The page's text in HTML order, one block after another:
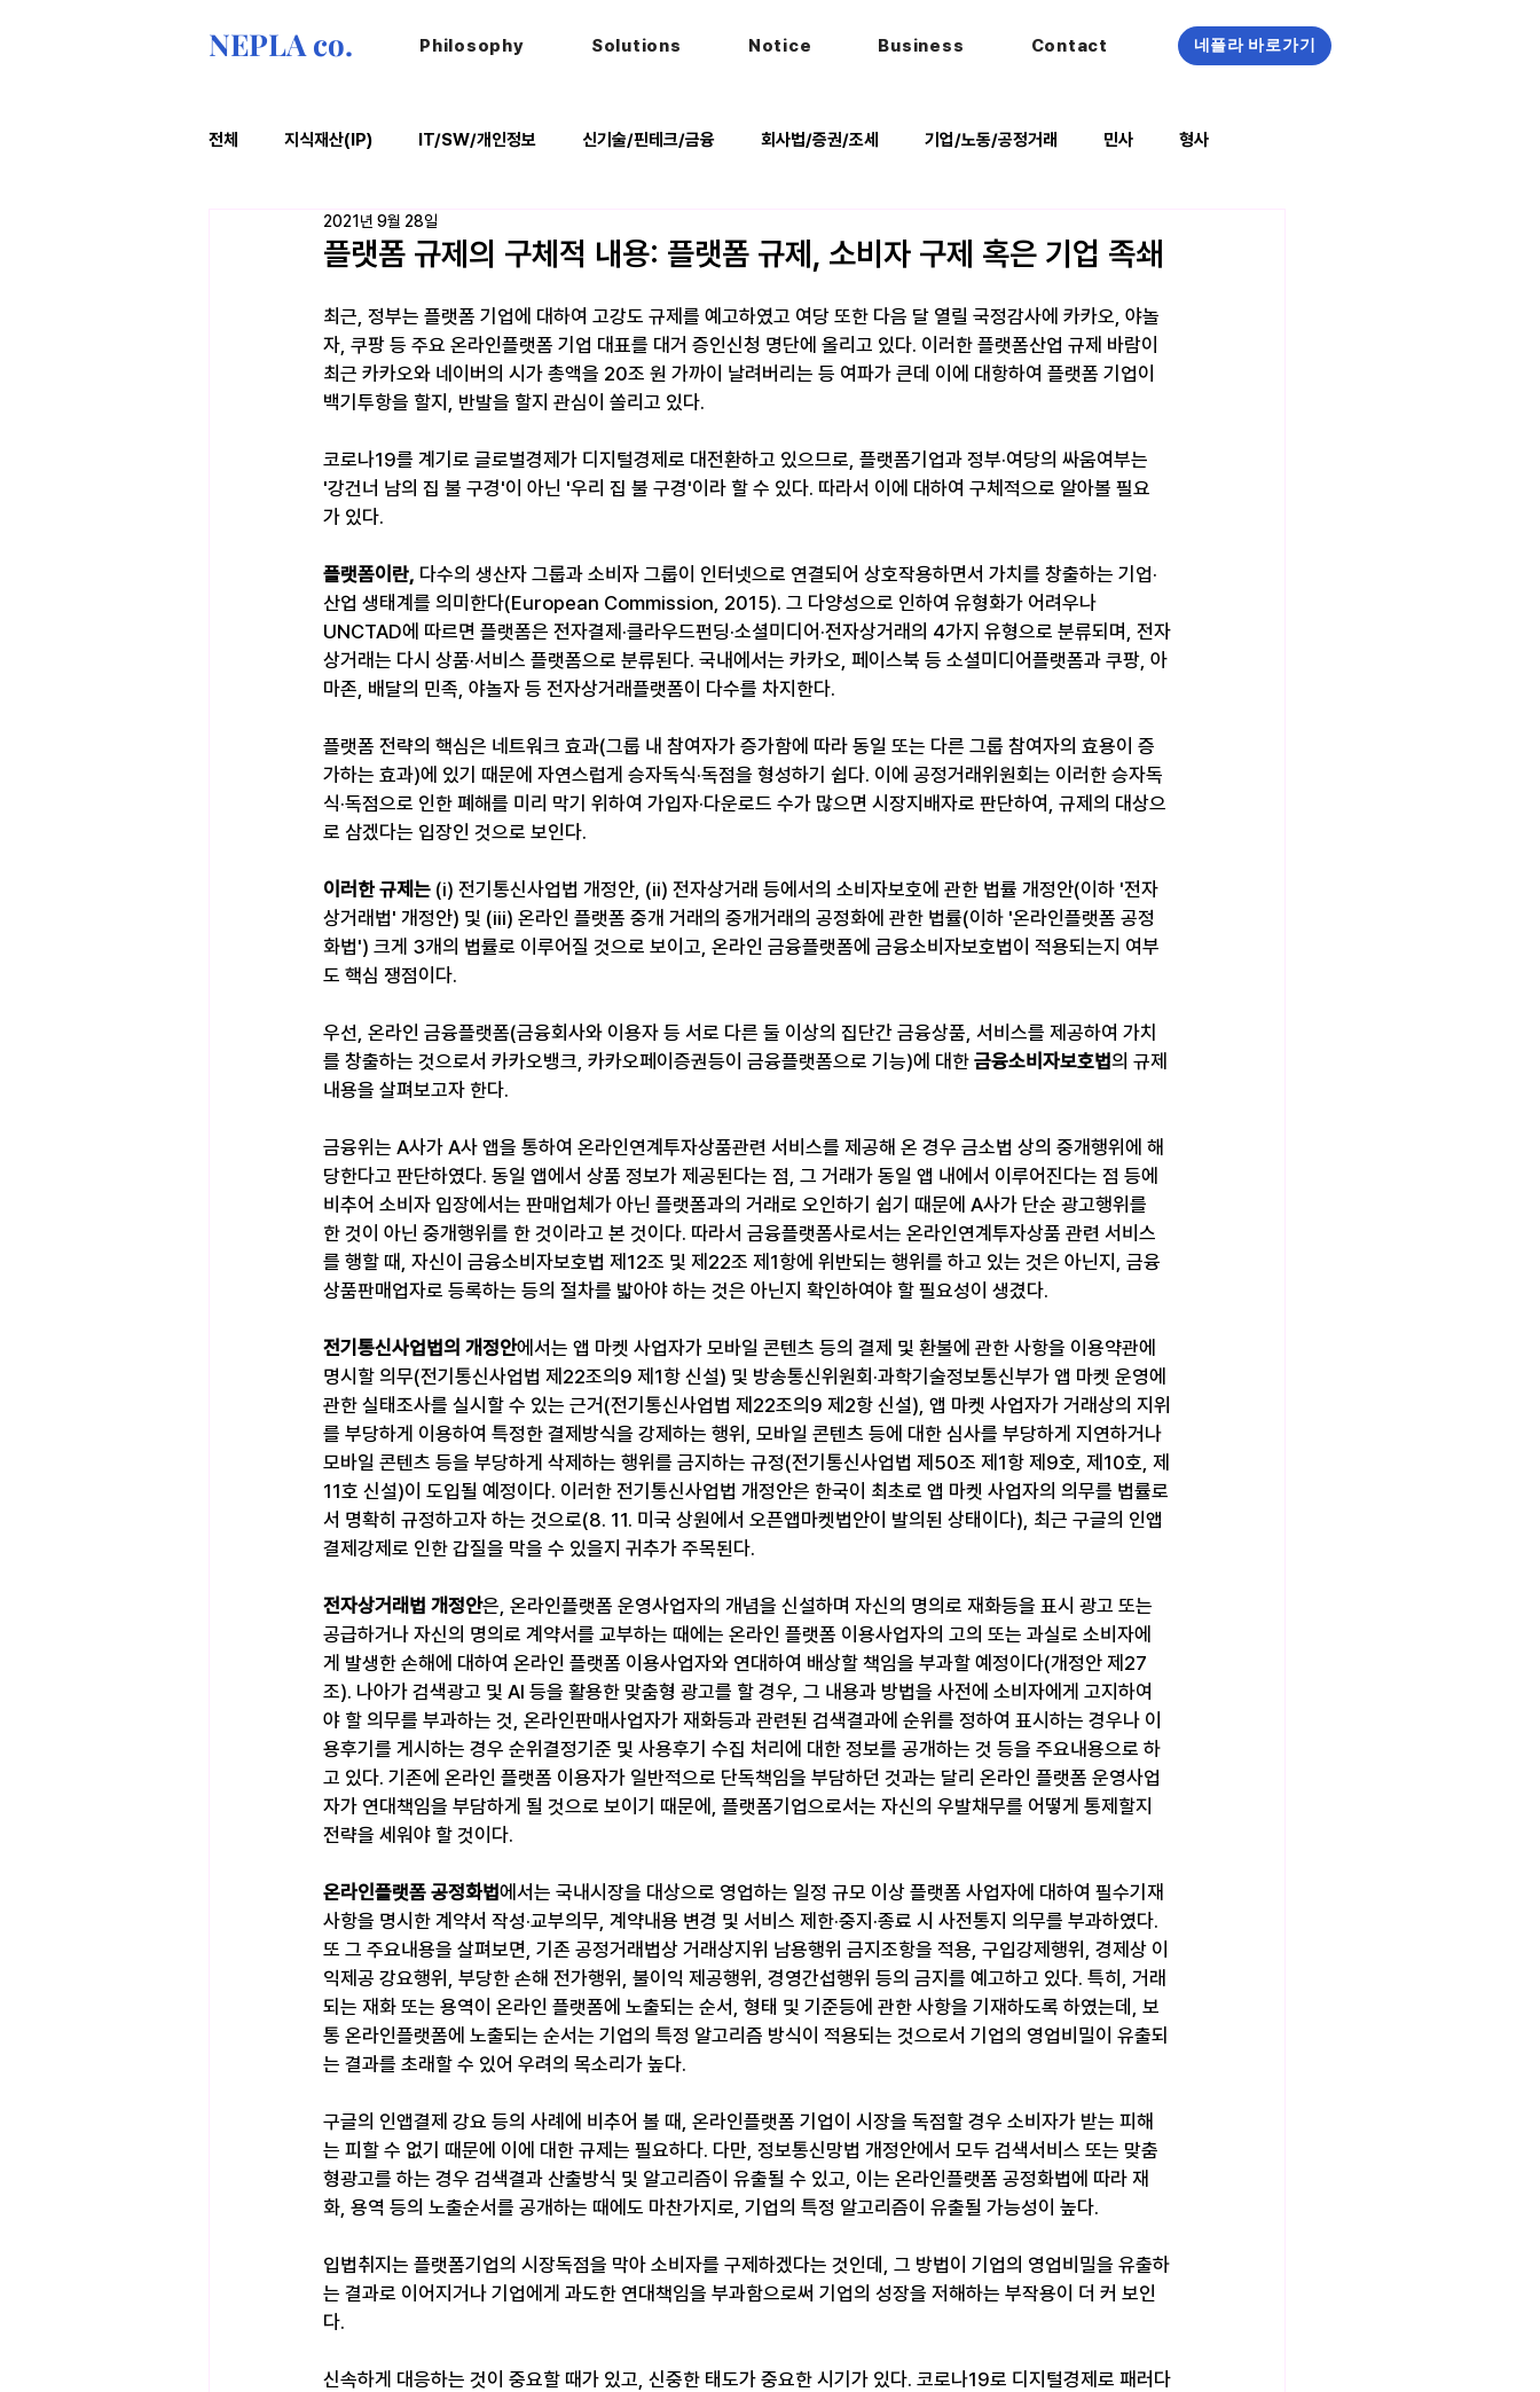
NEPLA co. Philosophy Solutions Notice Business Contact 네플라 바로가기
전체 지식재산(IP) IT/SW/개인정보 신기술/핀테크/금융 회사법/증권/조세 기업/노동/공정거래 민사 형사
법률레터
플랫폼 규제의 구체적 내용: 플랫폼 규제, 소비자 구제 혹은 기업 족쇄
2021년 9월 28일
최근, 정부는 플랫폼 기업에 대하여 고강도 규제를 예고하였고 여당 또한 다음 달 열릴 국정감사에 카카오, 야놀
자, 쿠팡 등 주요 온라인플랫폼 기업 대표를 대거 증인신청 명단에 올리고 있다. 이러한 플랫폼산업 규제 바람이
최근 카카오와 네이버의 시가 총액을 20조 원 가까이 날려버리는 등 여파가 큰데 이에 대항하여 플랫폼 기업이
백기투항을 할지, 반발을 할지 관심이 쏠리고 있다.
코로나19를 계기로 글로벌경제가 디지털경제로 대전환하고 있으므로, 플랫폼기업과 정부·여당의 싸움여부는
'강건너 남의 집 불 구경'이 아닌 '우리 집 불 구경'이라 할 수 있다. 따라서 이에 대하여 구체적으로 알아볼 필요
가 있다.
플랫폼이란, 다수의 생산자 그룹과 소비자 그룹이 인터넷으로 연결되어 상호작용하면서 가치를 창출하는 기업·
산업 생태계를 의미한다(European Commission, 2015). 그 다양성으로 인하여 유형화가 어려우나
UNCTAD에 따르면 플랫폼은 전자결제·클라우드펀딩·소셜미디어·전자상거래의 4가지 유형으로 분류되며, 전자
상거래는 다시 상품·서비스 플랫폼으로 분류된다. 국내에서는 카카오, 페이스북 등 소셜미디어플랫폼과 쿠팡, 아
마존, 배달의 민족, 야놀자 등 전자상거래플랫폼이 다수를 차지한다.
플랫폼 전략의 핵심은 네트워크 효과(그룹 내 참여자가 증가함에 따라 동일 또는 다른 그룹 참여자의 효용이 증
가하는 효과)에 있기 때문에 자연스럽게 승자독식·독점을 형성하기 쉽다. 이에 공정거래위원회는 이러한 승자독
식·독점으로 인한 폐해를 미리 막기 위하여 가입자·다운로드 수가 많으면 시장지배자로 판단하여, 규제의 대상으
로 삼겠다는 입장인 것으로 보인다.
이러한 규제는 (i) 전기통신사업법 개정안, (ii) 전자상거래 등에서의 소비자보호에 관한 법률 개정안(이하 '전자
상거래법' 개정안) 및 (iii) 온라인 플랫폼 중개 거래의 중개거래의 공정화에 관한 법률(이하 '온라인플랫폼 공정
화법') 크게 3개의 법률로 이루어질 것으로 보이고, 온라인 금융플랫폼에 금융소비자보호법이 적용되는지 여부
도 핵심 쟁점이다.
우선, 온라인 금융플랫폼(금융회사와 이용자 등 서로 다른 둘 이상의 집단간 금융상품, 서비스를 제공하여 가치
를 창출하는 것으로서 카카오뱅크, 카카오페이증권등이 금융플랫폼으로 기능)에 대한 금융소비자보호법의 규제
내용을 살펴보고자 한다.
금융위는 A사가 A사 앱을 통하여 온라인연계투자상품관련 서비스를 제공해 온 경우 금소법 상의 중개행위에 해
당한다고 판단하였다. 동일 앱에서 상품 정보가 제공된다는 점, 그 거래가 동일 앱 내에서 이루어진다는 점 등에
비추어 소비자 입장에서는 판매업체가 아닌 플랫폼과의 거래로 오인하기 쉽기 때문에 A사가 단순 광고행위를
한 것이 아닌 중개행위를 한 것이라고 본 것이다. 따라서 금융플랫폼사로서는 온라인연계투자상품 관련 서비스
를 행할 때, 자신이 금융소비자보호법 제12조 및 제22조 제1항에 위반되는 행위를 하고 있는 것은 아닌지, 금융
상품판매업자로 등록하는 등의 절차를 밟아야 하는 것은 아닌지 확인하여야 할 필요성이 생겼다.
전기통신사업법의 개정안에서는 앱 마켓 사업자가 모바일 콘텐츠 등의 결제 및 환불에 관한 사항을 이용약관에
명시할 의무(전기통신사업법 제22조의9 제1항 신설) 및 방송통신위원회·과학기술정보통신부가 앱 마켓 운영에
관한 실태조사를 실시할 수 있는 근거(전기통신사업법 제22조의9 제2항 신설), 앱 마켓 사업자가 거래상의 지위
를 부당하게 이용하여 특정한 결제방식을 강제하는 행위, 모바일 콘텐츠 등에 대한 심사를 부당하게 지연하거나
모바일 콘텐츠 등을 부당하게 삭제하는 행위를 금지하는 규정(전기통신사업법 제50조 제1항 제9호, 제10호, 제
11호 신설)이 도입될 예정이다. 이러한 전기통신사업법 개정안은 한국이 최초로 앱 마켓 사업자의 의무를 법률로
서 명확히 규정하고자 하는 것으로(8. 11. 미국 상원에서 오픈앱마켓법안이 발의된 상태이다), 최근 구글의 인앱
결제강제로 인한 갑질을 막을 수 있을지 귀추가 주목된다.
전자상거래법 개정안은, 온라인플랫폼 운영사업자의 개념을 신설하며 자신의 명의로 재화등을 표시 광고 또는
공급하거나 자신의 명의로 계약서를 교부하는 때에는 온라인 플랫폼 이용사업자의 고의 또는 과실로 소비자에
게 발생한 손해에 대하여 온라인 플랫폼 이용사업자와 연대하여 배상할 책임을 부과할 예정이다(개정안 제27
조). 나아가 검색광고 및 AI 등을 활용한 맞춤형 광고를 할 경우, 그 내용과 방법을 사전에 소비자에게 고지하여
야 할 의무를 부과하는 것, 온라인판매사업자가 재화등과 관련된 검색결과에 순위를 정하여 표시하는 경우나 이
용후기를 게시하는 경우 순위결정기준 및 사용후기 수집 처리에 대한 정보를 공개하는 것 등을 주요내용으로 하
고 있다. 기존에 온라인 플랫폼 이용자가 일반적으로 단독책임을 부담하던 것과는 달리 온라인 플랫폼 운영사업
자가 연대책임을 부담하게 될 것으로 보이기 때문에, 플랫폼기업으로서는 자신의 우발채무를 어떻게 통제할지
전략을 세워야 할 것이다.
온라인플랫폼 공정화법에서는 국내시장을 대상으로 영업하는 일정 규모 이상 플랫폼 사업자에 대하여 필수기재
사항을 명시한 계약서 작성·교부의무, 계약내용 변경 및 서비스 제한·중지·종료 시 사전통지 의무를 부과하였다.
또 그 주요내용을 살펴보면, 기존 공정거래법상 거래상지위 남용행위 금지조항을 적용, 구입강제행위, 경제상 이
익제공 강요행위, 부당한 손해 전가행위, 불이익 제공행위, 경영간섭행위 등의 금지를 예고하고 있다. 특히, 거래
되는 재화 또는 용역이 온라인 플랫폼에 노출되는 순서, 형태 및 기준등에 관한 사항을 기재하도록 하였는데, 보
통 온라인플랫폼에 노출되는 순서는 기업의 특정 알고리즘 방식이 적용되는 것으로서 기업의 영업비밀이 유출되
는 결과를 초래할 수 있어 우려의 목소리가 높다.
구글의 인앱결제 강요 등의 사례에 비추어 볼 때, 온라인플랫폼 기업이 시장을 독점할 경우 소비자가 받는 피해
는 피할 수 없기 때문에 이에 대한 규제는 필요하다. 다만, 정보통신망법 개정안에서 모두 검색서비스 또는 맞춤
형광고를 하는 경우 검색결과 산출방식 및 알고리즘이 유출될 수 있고, 이는 온라인플랫폼 공정화법에 따라 재
화, 용역 등의 노출순서를 공개하는 때에도 마찬가지로, 기업의 특정 알고리즘이 유출될 가능성이 높다.
입법취지는 플랫폼기업의 시장독점을 막아 소비자를 구제하겠다는 것인데, 그 방법이 기업의 영업비밀을 유출하
는 결과로 이어지거나 기업에게 과도한 연대책임을 부과함으로써 기업의 성장을 저해하는 부작용이 더 커 보인
다.
신속하게 대응하는 것이 중요할 때가 있고, 신중한 태도가 중요한 시기가 있다. 코로나19로 디지털경제로 패러다